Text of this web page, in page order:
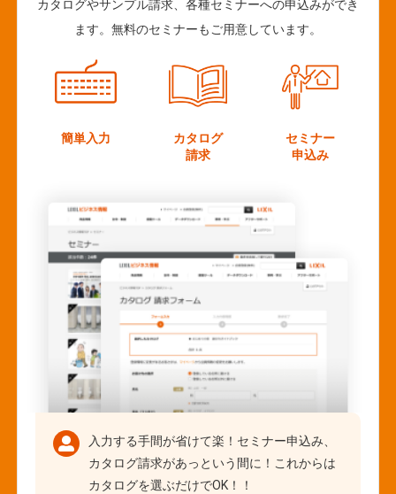
カタログやサンプル請求、各種セミナーへの申込みができ
ます。無料のセミナーもご用意しています。
簡単入力
カタログ
請求
セミナー
申込み
入力する手間が省けて楽！セミナー申込み、
カタログ請求があっという間に！これからは
カタログを選ぶだけでOK！！